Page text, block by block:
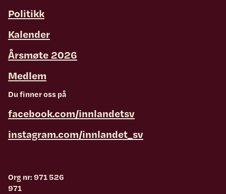
Politikk
Kalender
Årsmøte 2026
Medlem
Du finner oss på
facebook.com/innlandetsv
instagram.com/innlandet_sv
Org nr: 971 526
971